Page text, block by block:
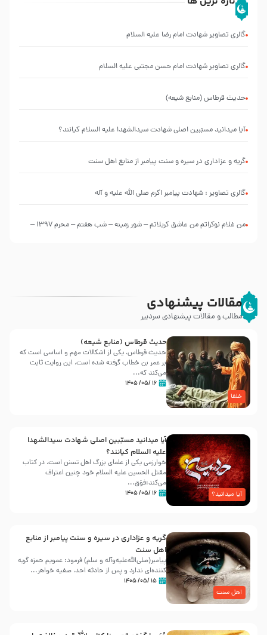
گالری تصاویر شهادت امام رضا علیه السلام
گالری تصاویر شهادت امام حسن مجتبی علیه السلام
حدیث قرطاس (منابع شیعه)
آیا میدانید مسبّبین اصلی شهادت سیدالشهدا علیه ‌السلام کیانند؟
گریه و عزاداری در سیره و سنت پیامبر از منابع اهل سنت
گالری تصاویر : شهادت پیامبر اکرم صلی الله علیه و آله
من غلام نوکراتم من عاشق کربلاتم – شور زمینه – شب هفتم – محرم 1397 –
مقالات پیشنهادی
مطالب و مقالات پیشنهادی سردبیر
خلفا
حدیث قرطاس (منابع شیعه)
حدیث قرطاس، یکی از اشکالات مهم و اساسی است که
بر عمر بن خطاب گرفته شده است، این روایت ثابت
می‌کند که...
۱۶ /۰۵/ ۱۴۰۵
آیا میدانید؟
آیا میدانید مسبّبین اصلی شهادت سیدالشهدا
علیه ‌السلام کیانند؟
خوارزمی یکی از علمای بزرگ اهل تسنن است، در کتاب
مقتل الحسین علیه ‌السلام خود چنین اعتراف
می‌کند:فوَق...
۱۶ /۰۵/ ۱۴۰۵
اهل سنت
گریه و عزاداری در سیره و سنت پیامبر از منابع
اهل سنت
پیامبر(صلی‌الله‌علیه‌وآله و سلم) فرمود: عمویم حمزه گریه
کننده‌ای ندارد و پس از حادثه احد، صفیه خواهر...
۱۵ /۰۵/ ۱۴۰۵